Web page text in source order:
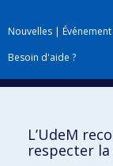
Nouvelles | Événement
Besoin d'aide ?
Plan du site|
L’UdeM
respecter